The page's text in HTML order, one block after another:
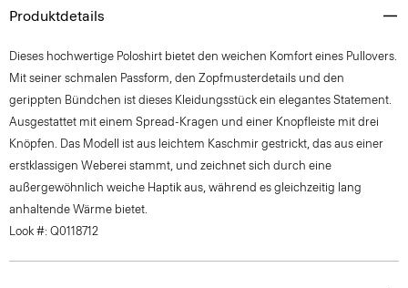
Produktdetails
Dieses hochwertige Poloshirt bietet den weichen Komfort eines Pullovers.
Mit seiner schmalen Passform, den Zopfmusterdetails und den
gerippten Bündchen ist dieses Kleidungsstück ein elegantes Statement.
Ausgestattet mit einem Spread-Kragen und einer Knopfleiste mit drei
Knöpfen. Das Modell ist aus leichtem Kaschmir gestrickt, das aus einer
erstklassigen Weberei stammt, und zeichnet sich durch eine
außergewöhnlich weiche Haptik aus, während es gleichzeitig lang
anhaltende Wärme bietet.
Look #: Q0118712